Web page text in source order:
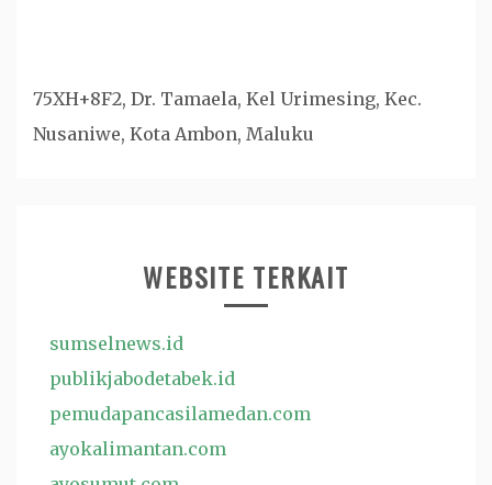
75XH+8F2, Dr. Tamaela, Kel Urimesing, Kec.
Nusaniwe, Kota Ambon, Maluku
WEBSITE TERKAIT
sumselnews.id
publikjabodetabek.id
pemudapancasilamedan.com
ayokalimantan.com